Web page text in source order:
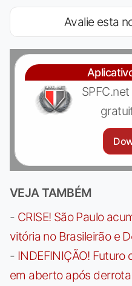
Avalie esta
VEJA TAMBÉM
- CRISE! São Paulo
vitória no Brasileirão e
- INDEFINIÇÃO!
em aberto após